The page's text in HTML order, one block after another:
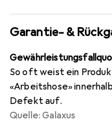
Garantie- &
So oft weist ein
«Arbeitshose»
Defekt auf.
Quelle: Galaxus